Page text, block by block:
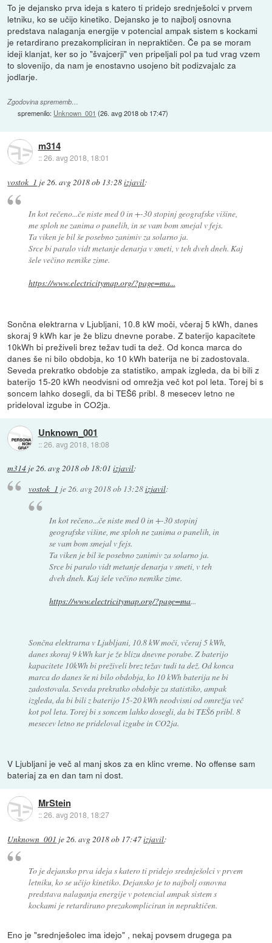
To je dejansko prva ideja s katero ti pridejo srednješolci v prvem
letniku, ko se učijo kinetiko. Dejansko je to najbolj osnovna
predstava nalaganja energije v potencial ampak sistem s kockami
je retardirano prezakompliciran in nepraktičen. Če pa se moram
ideji klanjat, ker so jo "švajcerji" ven pripeljali pol pa tud vrag vzem
to slovenijo, da nam je enostavno usojeno bit podizvajalc za
jodlarje.
Zgodovina sprememb…
spremenilo: Unknown_001 (26. avg 2018 ob 17:47)
m314
::26. avg 2018, 18:01
vostok_1 je26. avg 2018 ob 13:28izjavil:
In kot rečeno...če niste med 0 in +-30 stopinj geografske višine,
me sploh ne zanima o panelih, in se vam bom smejal v fejs.
Ta viken je bil še posebno zanimiv za solarno ja.
Srce bi paralo vidt metanje denarja v smeti, v teh dveh dneh. Kaj
šele večino nemške zime.
https://www.electricitymap.org/?page=ma...
Sončna elektrarna v Ljubljani, 10.8 kW moči, včeraj 5 kWh, danes
skoraj 9 kWh kar je že blizu dnevne porabe. Z baterijo kapacitete
10kWh bi preživeli brez težav tudi ta dež. Od konca marca do
danes še ni bilo obdobja, ko 10 kWh baterija ne bi zadostovala.
Seveda prekratko obdobje za statistiko, ampak izgleda, da bi bili z
baterijo 15-20 kWh neodvisni od omrežja več kot pol leta. Torej bi s
soncem lahko dosegli, da bi TEŠ6 pribl. 8 mesecev letno ne
prideloval izgube in CO2ja.
Unknown_001
::26. avg 2018, 18:08
m314 je26. avg 2018 ob 18:01 izjavil:
vostok_1 je26. avg 2018 ob 13:28izjavil:
In kot rečeno...če niste med 0 in +-30 stopinj
geografske višine, me sploh ne zanima o panelih, in
se vam bom smejal v fejs.
Ta viken je bil še posebno zanimiv za solarno ja.
Srce bi paralo vidt metanje denarja v smeti, v teh
dveh dneh. Kaj šele večino nemške zime.
https://www.electricitymap.org/?page=ma...
Sončna elektrarna v Ljubljani, 10.8 kW moči, včeraj 5 kWh,
danes skoraj 9 kWh kar je že blizu dnevne porabe. Z baterijo
kapacitete 10kWh bi preživeli brez težav tudi ta dež. Od konca
marca do danes še ni bilo obdobja, ko 10 kWh baterija ne bi
zadostovala. Seveda prekratko obdobje za statistiko, ampak
izgleda, da bi bili z baterijo 15-20 kWh neodvisni od omrežja več
kot pol leta. Torej bi s soncem lahko dosegli, da bi TEŠ6 pribl. 8
mesecev letno ne prideloval izgube in CO2ja.
V Ljubljani je več al manj skos za en klinc vreme. No offense sam
bateriaj za en dan tam ni dost.
MrStein
::26. avg 2018, 18:27
Unknown_001 je 26. avg 2018 ob 17:47izjavil:
To je dejansko prva ideja s katero ti pridejo srednješolci v prvem
letniku, ko se učijo kinetiko. Dejansko je to najbolj osnovna
predstava nalaganja energije v potencial ampak sistem s
kockami je retardirano prezakompliciran in nepraktičen.
Eno je "srednješolec ima idejo" , nekaj povsem drugega pa